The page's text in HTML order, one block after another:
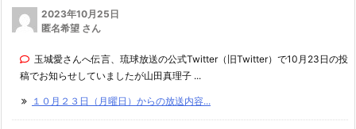
2023年10月25日
匿名希望 さん
玉城愛さんへ伝言、琉球放送の公式Twitter（旧Twitter）で10月23日の投
稿でお知らせしていましたが山田真理子 ...
１０月２３日（月曜日）からの放送内容...